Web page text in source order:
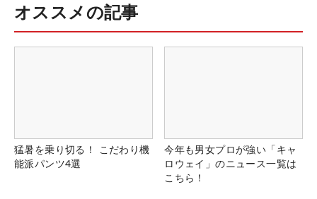
オススメの記事
猛暑を乗り切る！ こだわり機
能派パンツ4選
今年も男女プロが強い「キャ
ロウェイ」のニュース一覧は
こちら！